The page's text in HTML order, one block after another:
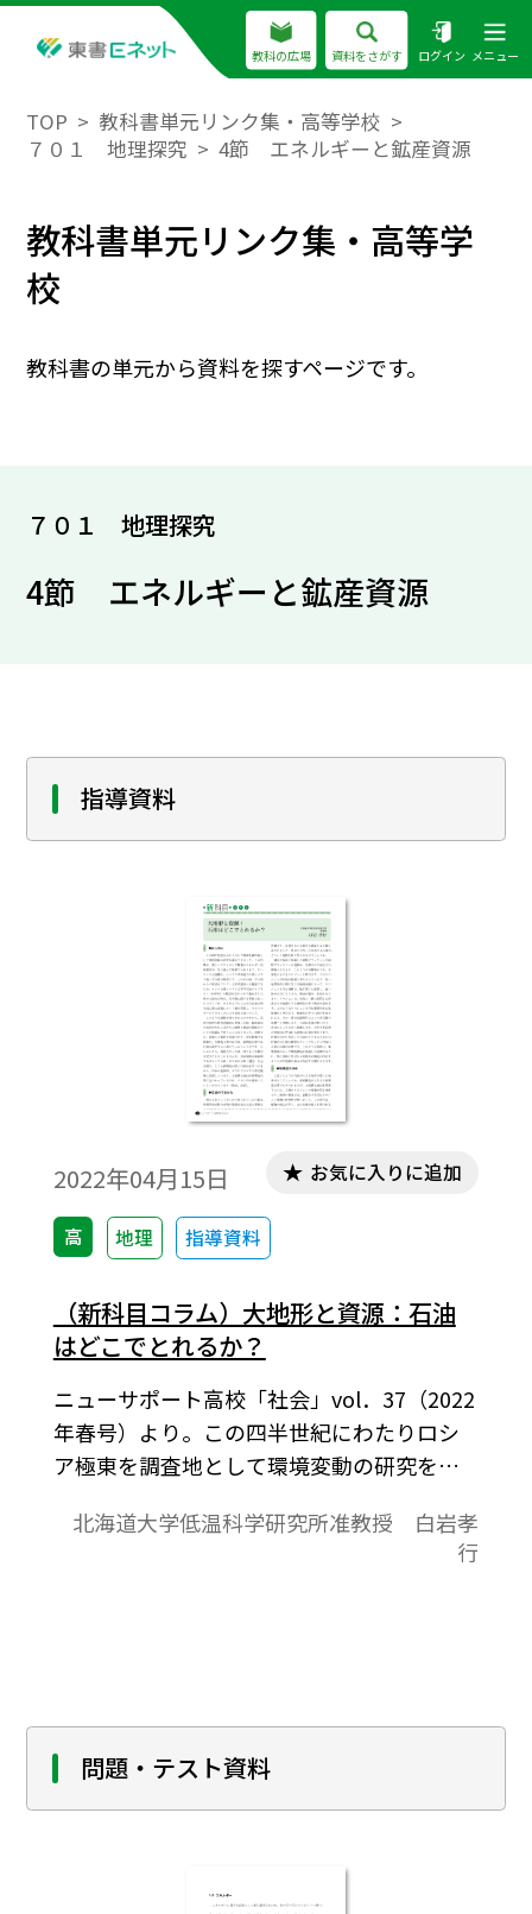
教科の広場 資料をさがす ログイン メニュー
TOP
教科書単元リンク集・高等学校
７０１ 地理探究
4節 エネルギーと鉱産資源
教科書単元リンク集・高等学
校
教科書の単元から資料を探すページです。
７０１ 地理探究
4節 エネルギーと鉱産資源
指導資料
2022年04月15日
高 地理 指導資料
お気に入りに追加
（新科目コラム）大地形と資源：石油
はどこでとれるか？
ニューサポート高校「社会」vol．37（2022
年春号）より。この四半世紀にわたりロシ
ア極東を調査地として環境変動の研究を進
ロシア極東のエネルギー資源探査が一気に
進んだ時期でもあります。サハリンの大陸棚
ライン（ESPO）の敷設を急ピッチで進めま
した。初めて訪ねた時は、日本海に面する
を実見し、オイルマネーのすさまじさに目
を見張る思いでした。
北海道大学低温科学研究所准教授 白岩孝
行
問題・テスト資料